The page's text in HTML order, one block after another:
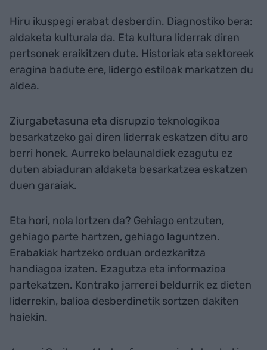
Hiru ikuspegi erabat desberdin. Diagnostiko bera:
aldaketa kulturala da. Eta kultura liderrak diren
pertsonek eraikitzen dute. Historiak eta sektoreek
eragina badute ere, lidergo estiloak markatzen du
aldea.
Ziurgabetasuna eta disrupzio teknologikoa
besarkatzeko gai diren liderrak eskatzen ditu aro
berri honek. Aurreko belaunaldiek ezagutu ez
duten abiaduran aldaketa besarkatzea eskatzen
duen garaiak.
Eta hori, nola lortzen da? Gehiago entzuten,
gehiago parte hartzen, gehiago laguntzen.
Erabakiak hartzeko orduan ordezkaritza
handiagoa izaten. Ezagutza eta informazioa
partekatzen. Kontrako jarrerei beldurrik ez dieten
liderrekin, balioa desberdinetik sortzen dakiten
haiekin.